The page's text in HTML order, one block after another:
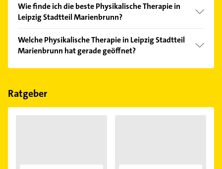
Wie finde ich die beste Physikalische Therapie in
Leipzig Stadtteil Marienbrunn?
Kundenmeinungen und profitieren Sie von den
Empfehlungen. Die Suchergebnisse können Sie sich
einfach nachBewertungensortiert anzeigen lassen.
Welche Physikalische Therapie in Leipzig Stadtteil
Marienbrunn hat gerade geöffnet?
Im Anbieter-Bereich finden Sie alleÖffnungszeiten.
Feiertagen abweichen können.
Ratgeber